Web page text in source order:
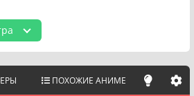
ПОХОЖИЕ АНИМЕ